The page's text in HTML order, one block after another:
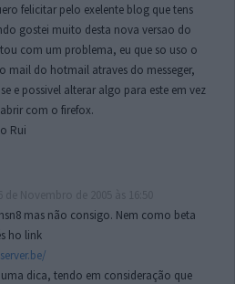
felicitar pelo exelente blog que tens
gostei muito desta nova versao do
tou com um problema, eu que so uso o
mail do hotmail atraves do messeger,
e possivel alterar algo para este em vez
com o firefox.
Rui
mas não consigo. Nem como beta
ho link
dica, tendo em consideração que